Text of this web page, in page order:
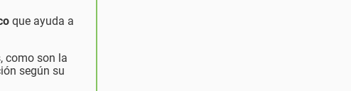
que ayuda a
como son la
según su